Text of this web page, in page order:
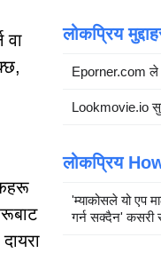
वा
लोकप्रिय
Eporner.com ले
Lookmovie.io
लोकप्रिय
'म्याकोसले यो एप
गर्न सक्दैन' कसरी